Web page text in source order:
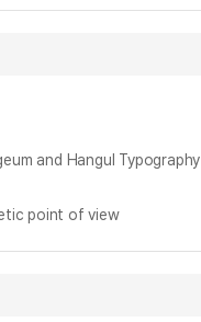
and Hangul Typography
point of view